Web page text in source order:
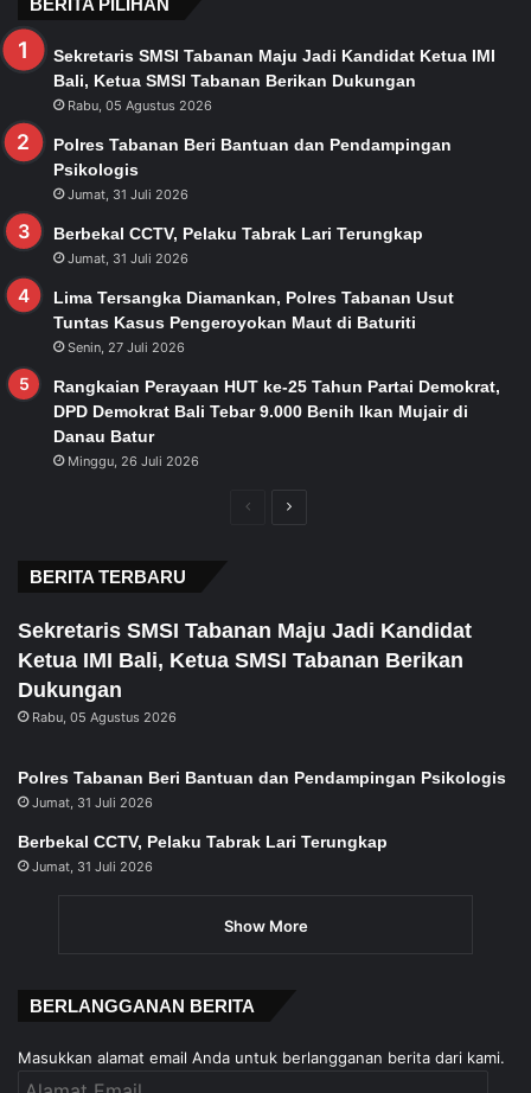
BERITA PILIHAN
Sekretaris SMSI Tabanan Maju Jadi Kandidat Ketua IMI
Bali, Ketua SMSI Tabanan Berikan Dukungan
Rabu, 05 Agustus 2026
Polres Tabanan Beri Bantuan dan Pendampingan
Psikologis
Jumat, 31 Juli 2026
Berbekal CCTV, Pelaku Tabrak Lari Terungkap
Jumat, 31 Juli 2026
Lima Tersangka Diamankan, Polres Tabanan Usut
Tuntas Kasus Pengeroyokan Maut di Baturiti
Senin, 27 Juli 2026
Rangkaian Perayaan HUT ke-25 Tahun Partai Demokrat,
DPD Demokrat Bali Tebar 9.000 Benih Ikan Mujair di
Danau Batur
Minggu, 26 Juli 2026
PreviousNext
BERITA TERBARU
Sekretaris SMSI Tabanan Maju Jadi Kandidat
Ketua IMI Bali, Ketua SMSI Tabanan Berikan
Dukungan
Rabu, 05 Agustus 2026
Polres Tabanan Beri Bantuan dan Pendampingan Psikologis
Jumat, 31 Juli 2026
Berbekal CCTV, Pelaku Tabrak Lari Terungkap
Jumat, 31 Juli 2026
Show More
BERLANGGANAN BERITA
Masukkan alamat email Anda untuk berlangganan berita dari kami.
Alamat